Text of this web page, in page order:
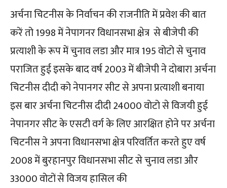
अर्चना चिटनीस के निर्वाचन की राजनीति में प्रवेश की बात
करें तो 1998 में नेपागनर विधानसभा क्षेत्र से बीजेपी की
प्रत्याशी के रूप में चुनाव लडा और मात्र 195 वोटो से चुनाव
पराजित हुई इसके बाद वर्ष 2003 में बीजेपी ने दोबारा अर्चना
चिटनीस दीदी को नेपानगर सीट से अपना प्रत्याशी बनाया
इस बार अर्चना चिटनीस दीदी 24000 वोटो से विजयी हुई
नेपानगर सीट के एसटी वर्ग के लिए आरक्षित होने पर अर्चना
चिटनीस ने अपना विधानसभा क्षेत्र परिवर्तित करते हुए वर्ष
2008 में बुरहानपुर विधानसभा सीट से चुनाव लडा और
33000 वोटों से विजय हासिल की